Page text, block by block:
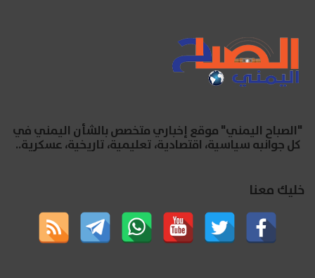
"الصباح اليمني" موقع إخباري متخصص بالشأن اليمني في
كل جوانبه سياسية، اقتصادية، تعليمية، تاريخية، عسكرية..
خليك معنا